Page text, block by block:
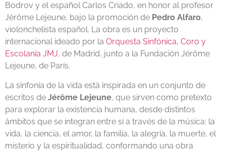
Bodrov y el español Carlos Criado, en honor al profesor
Jérôme Lejeune, bajo la promoción de Pedro Alfaro,
violonchelista español. La obra es un proyecto
internacional ideado por la Orquesta Sinfónica, Coro y
Escolanía JMJ, de Madrid, junto a la Fundación Jérôme
Lejeune, de París.
La sinfonía de la vida está inspirada en un conjunto de
escritos de Jérôme Lejeune, que sirven como pretexto
para explorar la existencia humana, desde distintos
ámbitos que se integran entre sí a través de la música: la
vida, la ciencia, el amor, la familia, la alegría, la muerte, el
misterio y la espiritualidad, conformando una obra